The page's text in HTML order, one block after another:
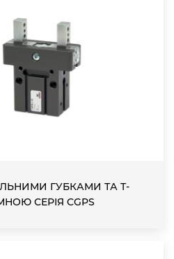
ГУБКАМИ ТА T-
СЕРІЯ CGPS